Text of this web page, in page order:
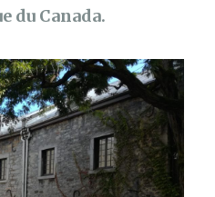
du Canada.